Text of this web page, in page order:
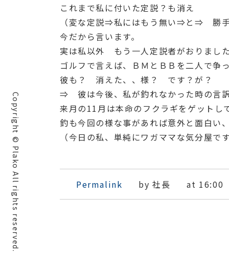
これまで私に付いた定説？も消え
（変な定説⇒私にはもう無い⇒と⇒ 勝
今だから言います。
実は私以外 もう一人定説者がおりまし
ゴルフで言えば、ＢＭとＢＢを二人で争
彼も？ 消えた、、様？ です？が？
⇒ 彼は今後、私が釣れなかった時の言
来月の11月は本命のフクラギをゲット
釣も今回の様な事があれば意外と面白い
（今日の私、単純にワガママな気分屋で
Permalink by 社長 at 16:00
Copyright © Plako All rights reserved.